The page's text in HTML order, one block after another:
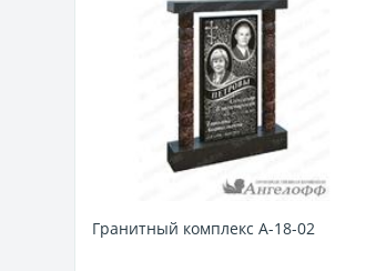
Гранитный комплекс А-18-02